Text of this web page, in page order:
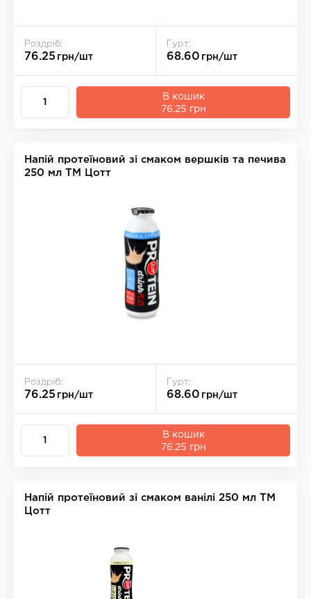
Роздріб:
76.25 грн/шт
Гурт:
68.60 грн/шт
В кошик
76.25 грн
Напій протеїновий зі смаком вершків та печива
250 мл ТМ Цотт
Роздріб:
76.25 грн/шт
Гурт:
68.60 грн/шт
В кошик
76.25 грн
Напій протеїновий зі смаком ванілі 250 мл ТМ
Цотт